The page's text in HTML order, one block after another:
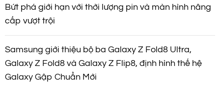
Bứt phá giới hạn với thời lượng pin và màn hình nâng
cấp vượt trội
Samsung giới thiệu bộ ba Galaxy Z Fold8 Ultra,
Galaxy Z Fold8 và Galaxy Z Flip8, định hình thế hệ
Galaxy Gập Chuẩn Mới